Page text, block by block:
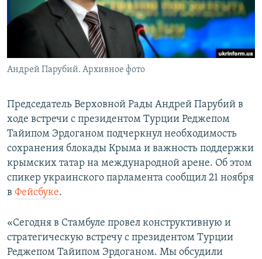
ПОБЕДИТЕЛЕЙ НЕ СУДЯТ?
КРЫМ.НЕПОКОРЕННЫЙ
УКРАИНСКАЯ ПРОБЛЕМА КРЫМА
ПРИСОЕДИНЯЙТЕСЬ!
Андрей Парубий. Архивное фото
Председатель Верховной Рады Андрей Парубий в
ходе встречи с президентом Турции Реджепом
Тайипом Эрдоганом подчеркнул необходимость
сохранения блокады Крыма и важность поддержки
крымских татар на международной арене. Об этом
спикер украинского парламента сообщил 21 ноября
в Фейсбуке.
«Сегодня в Стамбуле провел конструктивную и
стратегическую встречу с президентом Турции
Реджепом Тайипом Эрдоганом. Мы обсудили